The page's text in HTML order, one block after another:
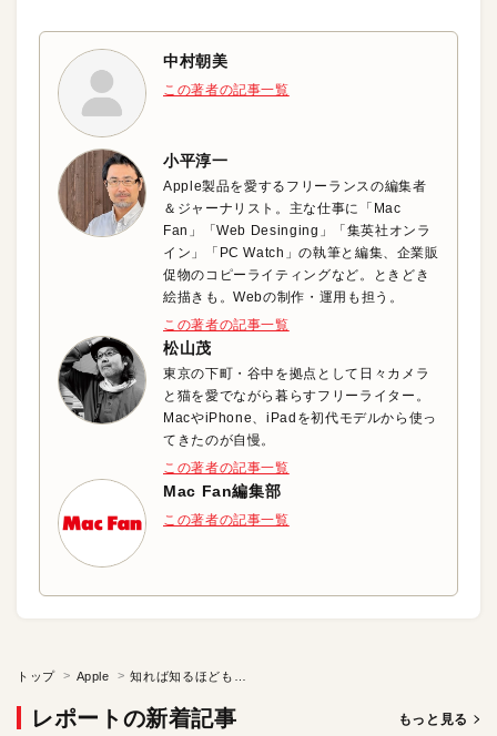
中村朝美
この著者の記事一覧
小平淳一
Apple製品を愛するフリーランスの編集者
＆ジャーナリスト。主な仕事に「Mac
Fan」「Web Desinging」「集英社オンラ
イン」「PC Watch」の執筆と編集、企業販
促物のコピーライティングなど。ときどき
絵描きも。Webの制作・運用も担う。
この著者の記事一覧
松山茂
東京の下町・谷中を拠点として日々カメラ
と猫を愛でながら暮らすフリーライター。
MacやiPhone、iPadを初代モデルから使っ
てきたのが自慢。
この著者の記事一覧
Mac Fan編集部
この著者の記事一覧
トップ Apple
レポートの新着記事 もっと見る